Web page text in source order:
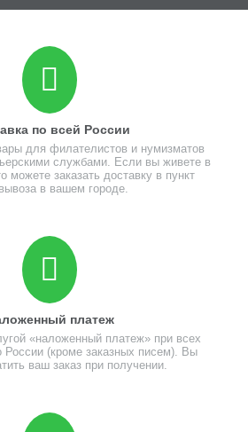
по всей России
для филателистов и нумизматов
службами. Если вы живете в
можете заказать доставку в пункт
в вашем городе.
платеж
«наложенный платеж» при всех
России (кроме заказных писем). Вы
ваш заказ при получении.